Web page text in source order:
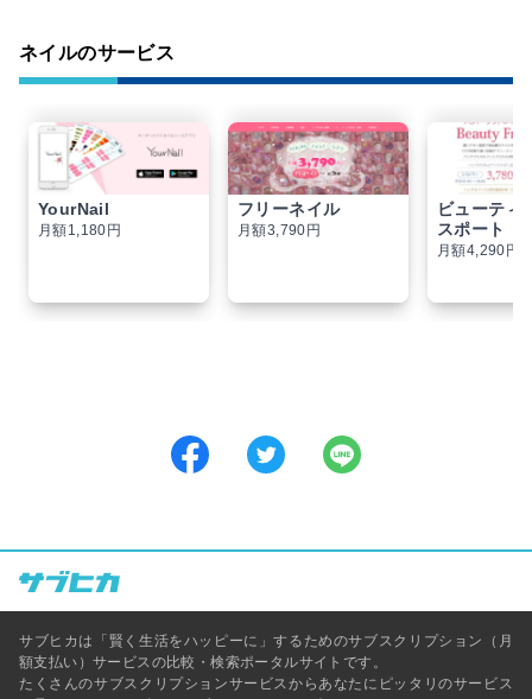
ネイルのサービス
YourNail
月額1,180円
フリーネイル
月額3,790円
ビューティ
スポート
月額4,290円
サブヒカは「賢く生活をハッピーに」するためのサブスクリプション（月
額支払い）サービスの比較・検索ポータルサイトです。
たくさんのサブスクリプションサービスからあなたにピッタリのサービス